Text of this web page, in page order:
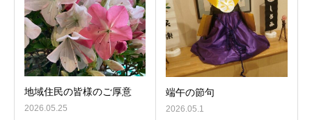
地域住民の皆様のご厚意
2026.05.25
端午の節句
2026.05.1